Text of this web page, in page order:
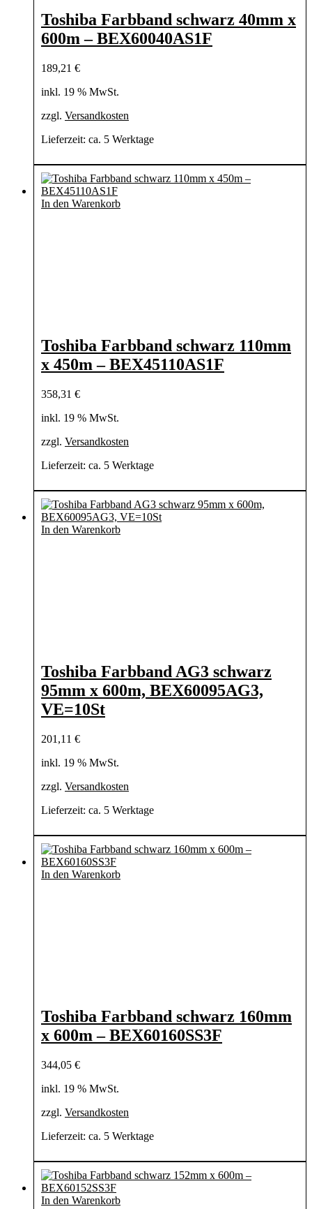
Toshiba Farbband schwarz 40mm x
600m – BEX60040AS1F
189,21 €
inkl. 19 % MwSt.
zzgl. Versandkosten
Lieferzeit: ca. 5 Werktage
In den Warenkorb
Toshiba Farbband schwarz 110mm
x 450m – BEX45110AS1F
358,31 €
inkl. 19 % MwSt.
zzgl. Versandkosten
Lieferzeit: ca. 5 Werktage
In den Warenkorb
Toshiba Farbband AG3 schwarz
95mm x 600m, BEX60095AG3,
VE=10St
201,11 €
inkl. 19 % MwSt.
zzgl. Versandkosten
Lieferzeit: ca. 5 Werktage
In den Warenkorb
Toshiba Farbband schwarz 160mm
x 600m – BEX60160SS3F
344,05 €
inkl. 19 % MwSt.
zzgl. Versandkosten
Lieferzeit: ca. 5 Werktage
In den Warenkorb